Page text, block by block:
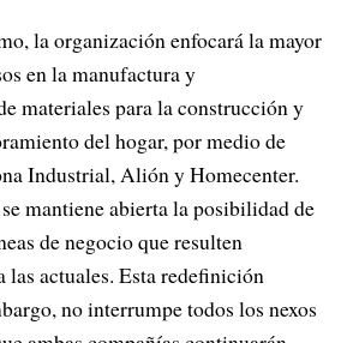
la organización enfocará la mayor
en la manufactura y
materiales para la construcción y
del hogar, por medio de
Industrial, Alión y Homecenter.
mantiene abierta la posibilidad de
de negocio que resulten
las actuales. Esta redefinición
no interrumpe todos los nexos